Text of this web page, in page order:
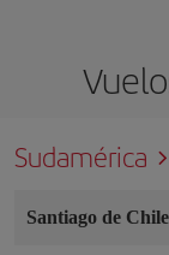
Sudamérica
Santiago de Chile